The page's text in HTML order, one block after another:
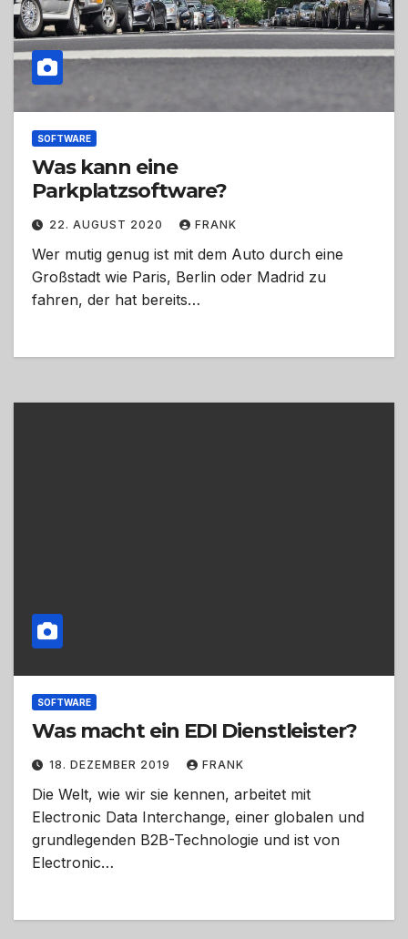
SOFTWARE
Was kann eine
Parkplatzsoftware?
22. AUGUST 2020 FRANK
Wer mutig genug ist mit dem Auto durch eine
Großstadt wie Paris, Berlin oder Madrid zu
fahren, der hat bereits…
SOFTWARE
Was macht ein EDI Dienstleister?
18. DEZEMBER 2019 FRANK
Die Welt, wie wir sie kennen, arbeitet mit
Electronic Data Interchange, einer globalen und
grundlegenden B2B-Technologie und ist von
Electronic…